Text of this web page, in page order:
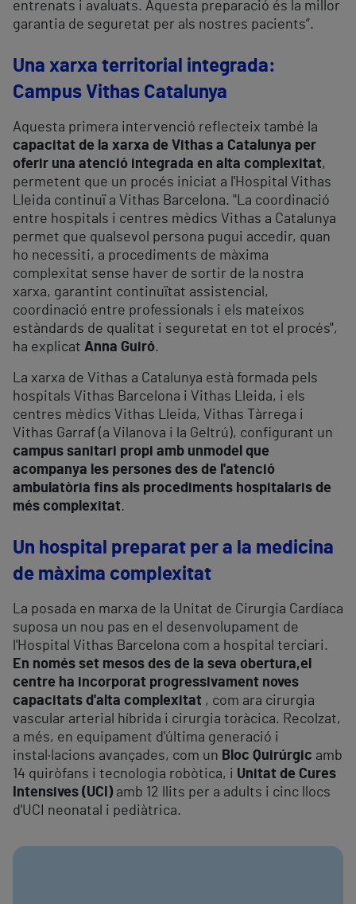
entrenats i avaluats. Aquesta preparació és la millor
garantia de seguretat per als nostres pacients”.
Una xarxa territorial integrada:
Campus Vithas Catalunya
Aquesta primera intervenció reflecteix també la
capacitat de la xarxa de Vithas a Catalunya per
oferir una atenció integrada en alta complexitat,
permetent que un procés iniciat a l'Hospital Vithas
Lleida continuï a Vithas Barcelona. "La coordinació
entre hospitals i centres mèdics Vithas a Catalunya
permet que qualsevol persona pugui accedir, quan
ho necessiti, a procediments de màxima
complexitat sense haver de sortir de la nostra
xarxa, garantint continuïtat assistencial,
coordinació entre professionals i els mateixos
estàndards de qualitat i seguretat en tot el procés",
ha explicat Anna Guiró.
La xarxa de Vithas a Catalunya està formada pels
hospitals Vithas Barcelona i Vithas Lleida, i els
centres mèdics Vithas Lleida, Vithas Tàrrega i
Vithas Garraf (a Vilanova i la Geltrú), configurant un
campus sanitari propi amb unmodel que
acompanya les persones des de l'atenció
ambulatòria fins als procediments hospitalaris de
més complexitat.
Un hospital preparat per a la medicina
de màxima complexitat
La posada en marxa de la Unitat de Cirurgia Cardíaca
suposa un nou pas en el desenvolupament de
l'Hospital Vithas Barcelona com a hospital terciari.
En només set mesos des de la seva obertura,el
centre ha incorporat progressivament noves
capacitats d'alta complexitat , com ara cirurgia
vascular arterial híbrida i cirurgia toràcica. Recolzat,
a més, en equipament d'última generació i
instal·lacions avançades, com un Bloc Quirúrgic amb
14 quiròfans i tecnologia robòtica, i Unitat de Cures
Intensives (UCI) amb 12 llits per a adults i cinc llocs
d'UCI neonatal i pediàtrica.